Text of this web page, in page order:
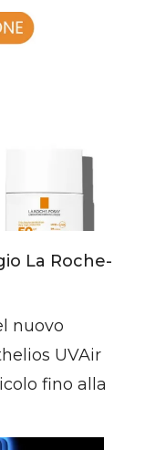
La Roche-
nuovo
UVAir
fino alla